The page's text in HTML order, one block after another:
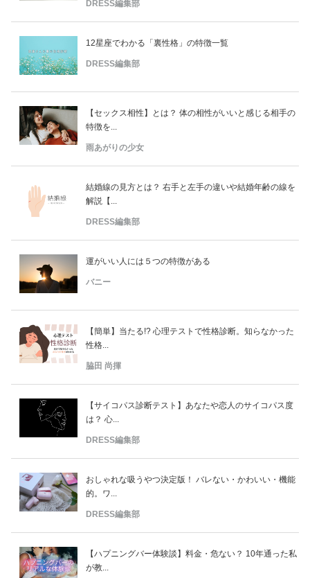
DRESS編集部
12星座でわかる「裏性格」の特徴一覧
DRESS編集部
【セックス相性】とは？ 体の相性がいいと感じる相手の
特徴を...
雨あがりの少女
結婚線の見方とは？ 右手と左手の違いや結婚年齢の線を
解説【...
DRESS編集部
運がいい人には５つの特徴がある
バニー
【簡単】当たる!? 心理テストで性格診断。知らなかった
性格...
脇田 尚揮
【サイコパス診断テスト】あなたや恋人のサイコパス度
は？ 心...
DRESS編集部
おしゃれな吸うやつ決定版！ バレない・かわいい・機能
的。ワ...
DRESS編集部
【ハプニングバー体験談】料金・危ない？ 10年通った私
が教...